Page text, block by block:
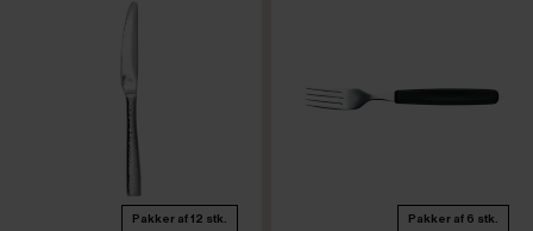
Pakker af 12 stk. Pakker af 6 stk.